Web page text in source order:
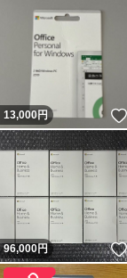
13,000円
96,000円